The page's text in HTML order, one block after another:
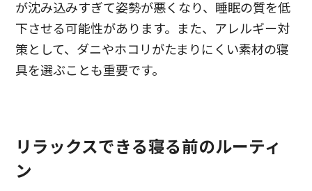
が沈み込みすぎて姿勢が悪くなり、睡眠の質を低
下させる可能性があります。また、アレルギー対
策として、ダニやホコリがたまりにくい素材の寝
具を選ぶことも重要です。
リラックスできる寝る前のルーティ
ン